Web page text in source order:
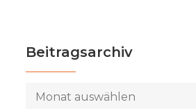
Beitragsarchiv
Beitragsarchiv